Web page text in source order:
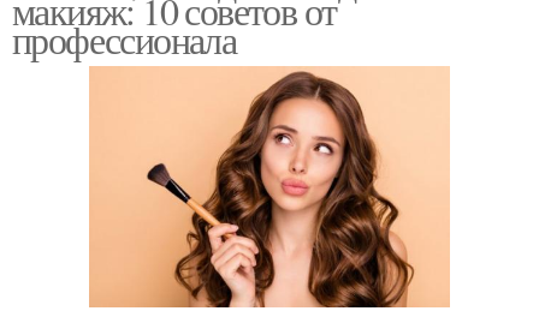
макияж: 10 советов от
профессионала